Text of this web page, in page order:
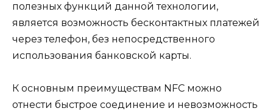
полезных функций данной технологии,
является возможность бесконтактных платежей
через телефон, без непосредственного
использования банковской карты.
К основным преимуществам NFC можно
отнести быстрое соединение и невозможность